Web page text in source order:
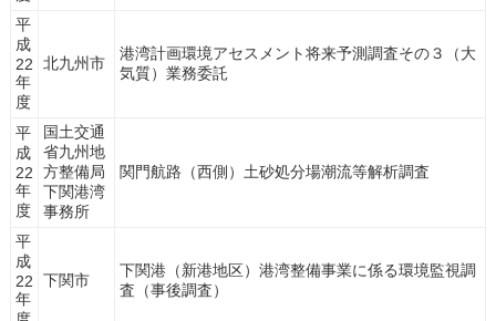
平
成
22
年
度
北九州市
港湾計画環境アセスメント将来予測調査その３（大
気質）業務委託
平
成
22
年
度
国土交通
省九州地
方整備局
下関港湾
事務所
関門航路（西側）土砂処分場潮流等解析調査
平
成
22
年
下関市
下関港（新港地区）港湾整備事業に係る環境監視調
査（事後調査）